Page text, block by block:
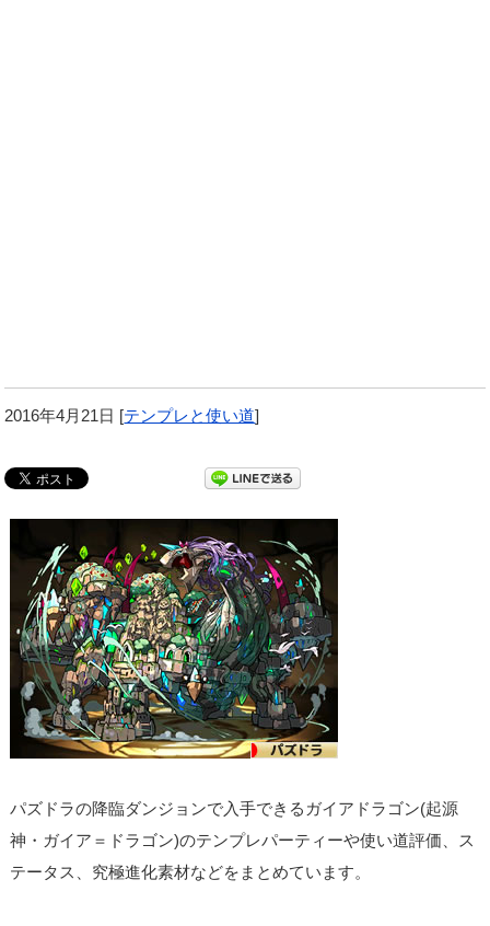
2016年4月21日 [テンプレと使い道]
パズドラの降臨ダンジョンで入手できるガイアドラゴン(起源
神・ガイア＝ドラゴン)のテンプレパーティーや使い道評価、ス
テータス、究極進化素材などをまとめています。